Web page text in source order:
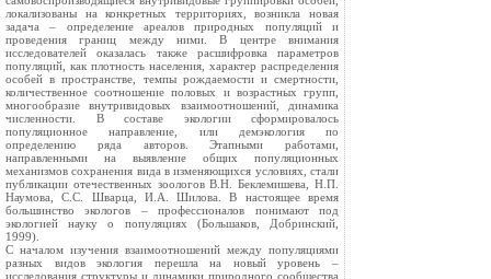
локализованы на конкретных территориях, возникла новая
задача – определение ареалов природных популяций и
проведения границ между ними. В центре внимания
исследователей оказалась также расшифровка параметров
популяций, как плотность населения, характер распределения
особей в пространстве, темпы рождаемости и смертности,
количественное соотношение половых и возрастных групп,
многообразие внутривидовых взаимоотношений, динамика
численности. В составе экологии сформировалось
популяционное направление, или демэкология по
определению ряда авторов. Этапными работами,
направленными на выявление общих популяционных
механизмов сохранения вида в изменяющихся условиях, стали
публикации отечественных зоологов В.Н. Беклемишева, Н.П.
Наумова, С.С. Шварца, И.А. Шилова. В настоящее время
большинство экологов – профессионалов понимают под
экологией науку о популяциях (Большаков, Добринский,
1999).
С началом изучения взаимоотношений между популяциями
разных видов экология перешла на новый уровень –
исследования структуры и динамики природного сообщества